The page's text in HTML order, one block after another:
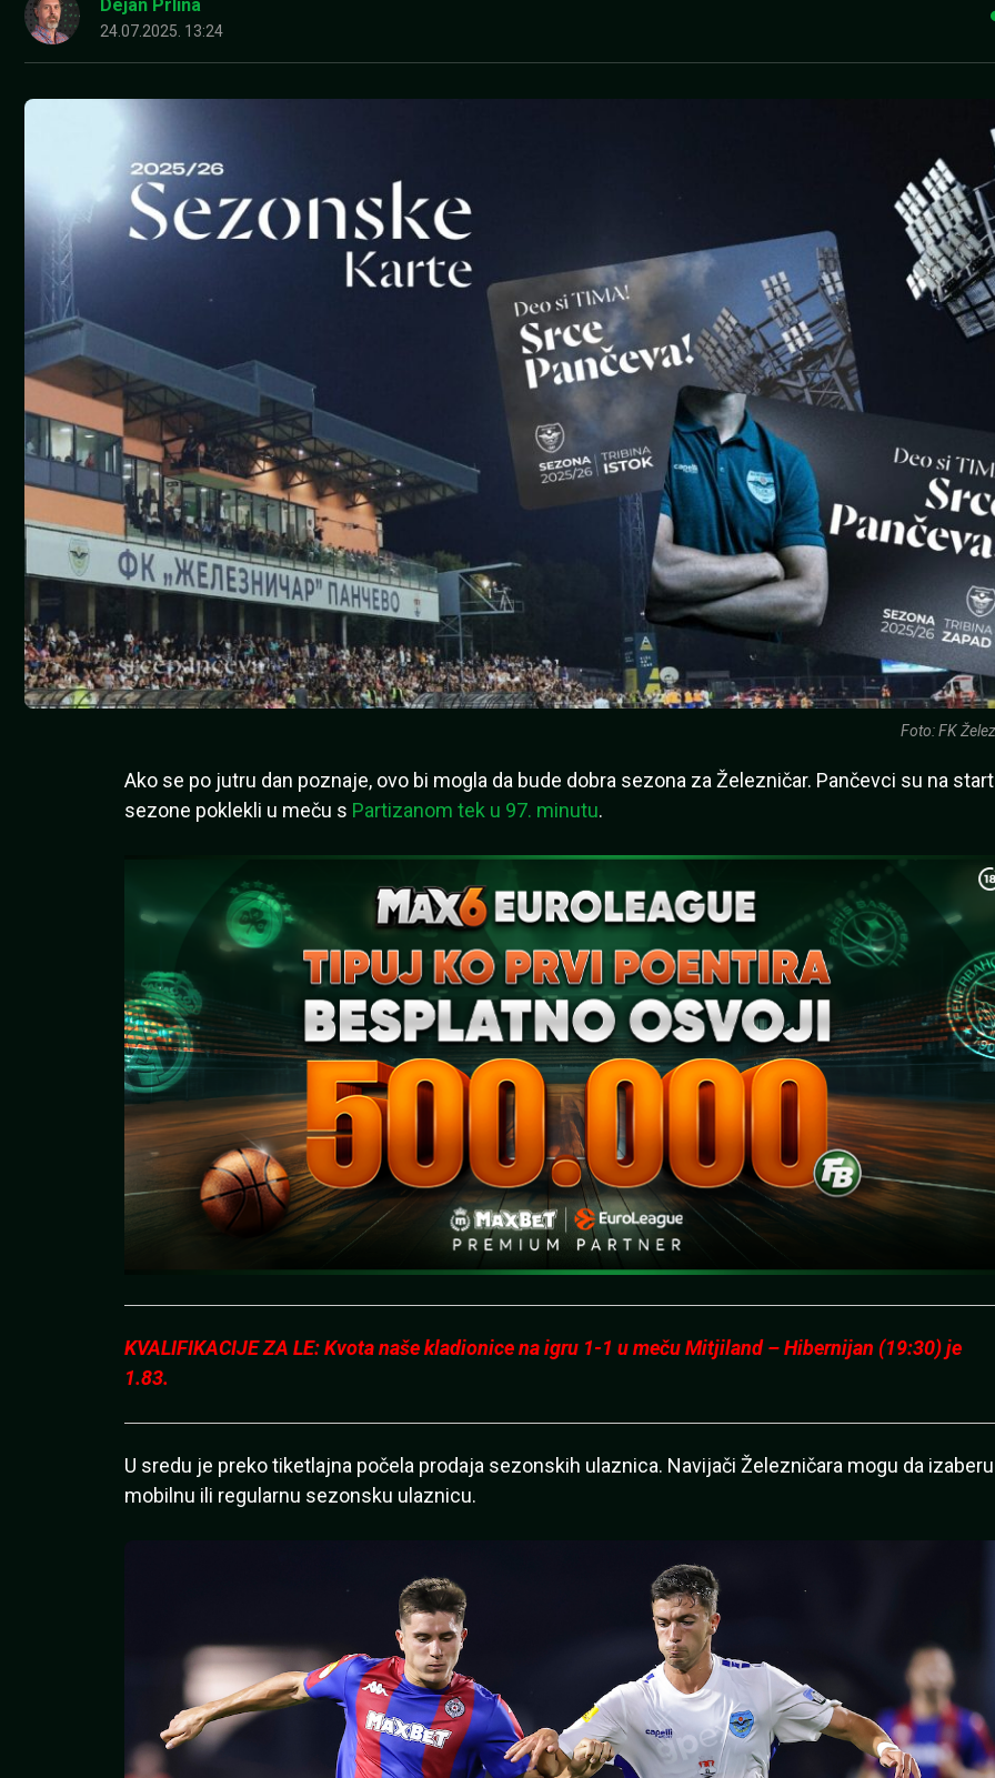
Dejan Prlina
24.07.2025. 13:24
Foto: FK
Ako se po jutru dan poznaje, ovo bi mogla da bude dobra sezona za Železničar. Pančevci su na
sezone poklekli u meču s Partizanom tek u 97. minutu.
KVALIFIKACIJE ZA LE: Kvota naše kladionice na igru 1-1 u meču Mitjiland – Hibernijan (19:30) je
1.83.
U sredu je preko tiketlajna počela prodaja sezonskih ulaznica. Navijači Železničara mogu da izaberu
mobilnu ili regularnu sezonsku ulaznicu.